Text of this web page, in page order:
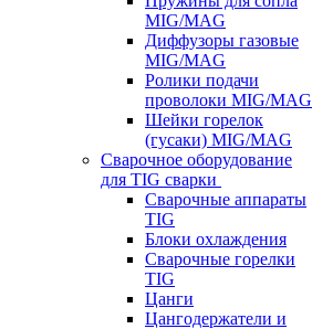
MIG/MAG
Диффузоры газовые
MIG/MAG
Ролики подачи
проволоки MIG/MAG
Шейки горелок
(гусаки) MIG/MAG
Сварочное оборудование
для TIG сварки
Сварочные аппараты
TIG
Блоки охлаждения
Сварочные горелки
TIG
Цанги
Цангодержатели и